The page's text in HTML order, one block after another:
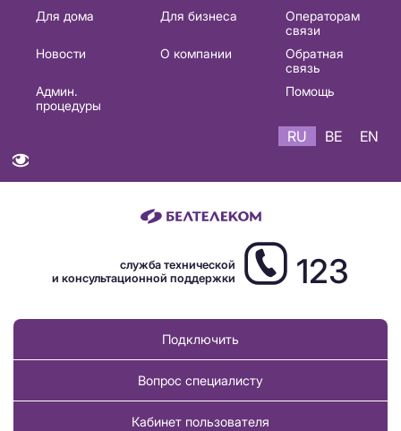
Основная
навигация
Для дома Для бизнеса
Операторам
связи
Новости
О компании
Обратная
связь
Админ.
процедуры
Помощь
RU BE EN
служба технической
и консультационной поддержки
123
Подключить
Вопрос специалисту
Кабинет пользователя